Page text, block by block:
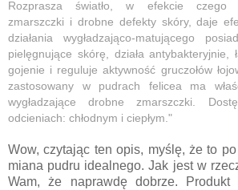
Rozprasza światło, w efekcie czego
zmarszczki i drobne defekty skóry, daje
działania wygładzająco-matującego
pielęgnujące skórę, działa antybakteryjnie,
gojenie i reguluje aktywność gruczołów
zastosowany w pudrach felicea ma
wygładzające drobne zmarszczki.
odcieniach: chłodnym i ciepłym."
Wow, czytając ten opis, myślę, że to
miana pudru idealnego. Jak jest w
Wam, że naprawdę dobrze. Produkt